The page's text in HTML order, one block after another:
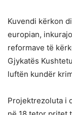
Kuvendi kërkon
europian,
reformave të
Gjykatës
luftën kundër
Projektrezoluta i